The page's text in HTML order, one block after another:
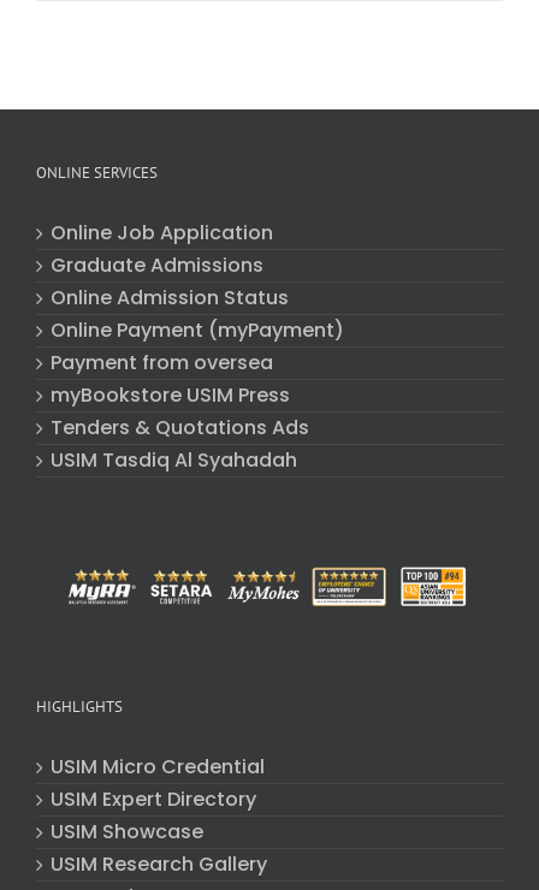
ONLINE SERVICES
Online Job Application
Graduate Admissions
Online Admission Status
Online Payment (myPayment)
Payment from oversea
myBookstore USIM Press
Tenders & Quotations Ads
USIM Tasdiq Al Syahadah
HIGHLIGHTS
USIM Micro Credential
USIM Expert Directory
USIM Showcase
USIM Research Gallery